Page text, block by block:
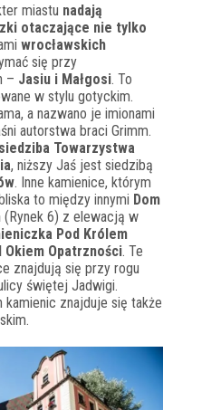
miastu nadają
otaczające nie tylko
wrocławskich
się przy
– Jasiu i Małgosi. To
w stylu gotyckim.
a nazwano je imionami
autorstwa braci Grimm.
Towarzystwa
, niższy Jaś jest siedzibą
. Inne kamienice, którym
to między innymi Dom
(Rynek 6) z elewacją w
Pod Królem
Okiem Opatrzności. Te
znajdują się przy rogu
świętej Jadwigi.
znajduje się także